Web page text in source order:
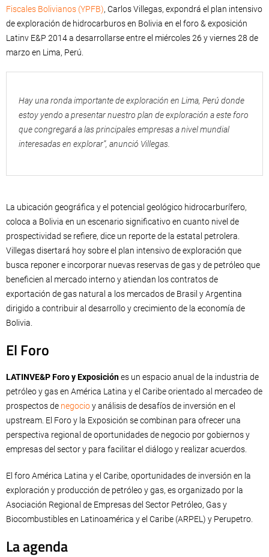
Fiscales Bolivianos (YPFB), Carlos Villegas, expondrá el plan intensivo
de exploración de hidrocarburos en Bolivia en el foro & exposición
Latinv E&P 2014 a desarrollarse entre el miércoles 26 y viernes 28 de
marzo en Lima, Perú.
Hay una ronda importante de exploración en Lima, Perú donde
estoy yendo a presentar nuestro plan de exploración a este foro
que congregará a las principales empresas a nivel mundial
interesadas en explorar”, anunció Villegas.
La ubicación geográfica y el potencial geológico hidrocarburífero,
coloca a Bolivia en un escenario significativo en cuanto nivel de
prospectividad se refiere, dice un reporte de la estatal petrolera.
Villegas disertará hoy sobre el plan intensivo de exploración que
busca reponer e incorporar nuevas reservas de gas y de petróleo que
beneficien al mercado interno y atiendan los contratos de
exportación de gas natural a los mercados de Brasil y Argentina
dirigido a contribuir al desarrollo y crecimiento de la economía de
Bolivia.
El Foro
LATINVE&P Foro y Exposiciónes un espacio anual de la industria de
petróleo y gas en América Latina y el Caribe orientado al mercadeo de
prospectos de negocioy análisis de desafíos de inversión en el
upstream. El Foro y la Exposición se combinan para ofrecer una
perspectiva regional de oportunidades de negocio por gobiernos y
empresas del sector y para facilitar el diálogo y realizar acuerdos.
El foro América Latina y el Caribe, oportunidades de inversión en la
exploración y producción de petróleo y gas, es organizado por la
Asociación Regional de Empresas del Sector Petróleo, Gas y
Biocombustibles en Latinoamérica y el Caribe (ARPEL) y Perupetro.
La agenda